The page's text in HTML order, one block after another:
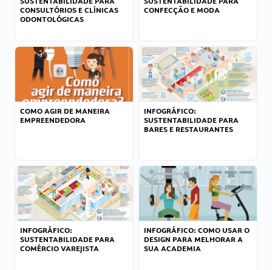
CONSULTÓRIOS E CLÍNICAS
ODONTOLÓGICAS
CONFECÇÃO E MODA
COMO AGIR DE MANEIRA
EMPREENDEDORA
INFOGRÁFICO:
SUSTENTABILIDADE PARA
BARES E RESTAURANTES
INFOGRÁFICO:
SUSTENTABILIDADE PARA
COMÉRCIO VAREJISTA
INFOGRÁFICO: COMO USAR O
DESIGN PARA MELHORAR A
SUA ACADEMIA